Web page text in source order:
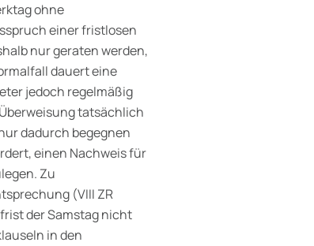
ohne
einer fristlosen
nur geraten werden,
dauert eine
jedoch regelmäßig
tatsächlich
dadurch begegnen
einen Nachweis für
Zu
(VIII ZR
der Samstag nicht
in den